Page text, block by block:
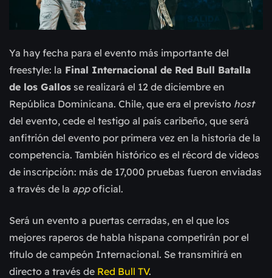
Ya hay fecha para el evento más importante del
freestyle: la Final Internacional de Red Bull Batalla
de los Gallos se realizará el 12 de diciembre en
República Dominicana. Chile, que era el previsto host
del evento, cede el testigo al país caribeño, que será
anfitrión del evento por primera vez en la historia de la
competencia. También histórico es el récord de videos
de inscripción: más de 17,000 pruebas fueron enviadas
a través de la appoficial.
Será un evento a puertas cerradas, en el que los
mejores raperos de habla hispana competirán por el
título de campeón Internacional. Se transmitirá en
directo a través de Red Bull TV.